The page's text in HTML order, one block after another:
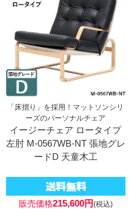
「床摺り」を採用！マットソンシリ
ーズのパーソナルチェア
イージーチェア ロータイプ
左肘 M-0567WB-NT 張地グレ
ードD 天童木工
販売価格215,600円(税込)